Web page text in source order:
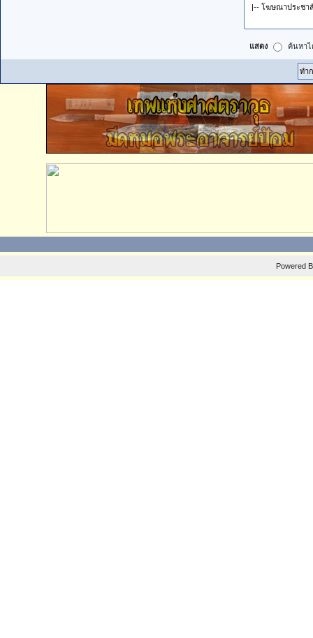
แสดง ค้นหาไ
Powered